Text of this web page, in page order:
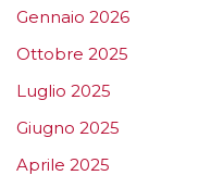
Gennaio 2026
Ottobre 2025
Luglio 2025
Giugno 2025
Aprile 2025